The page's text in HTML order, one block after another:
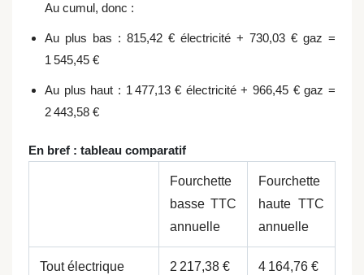
Au cumul, donc :
Au plus bas : 815,42 € électricité + 730,03 € gaz =
1 545,45 €
Au plus haut : 1 477,13 € électricité +966,45 €gaz =
2 443,58 €
En bref : tableau comparatif
Fourchette
basse TTC
annuelle
Fourchette
haute TTC
annuelle
Tout électrique 2 217,38 € 4 164,76 €